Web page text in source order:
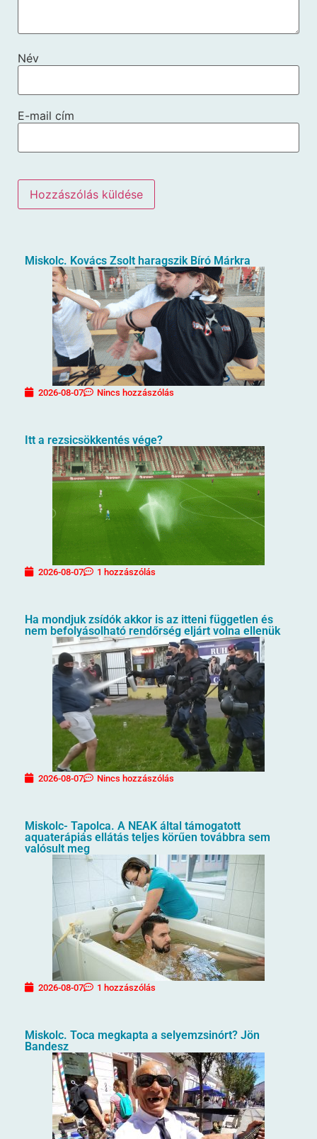
Név
E-mail cím
Miskolc. Kovács Zsolt haragszik Bíró Márkra
2026-08-07 Nincs hozzászólás
Itt a rezsicsökkentés vége?
2026-08-07 1 hozzászólás
Ha mondjuk zsídók akkor is az itteni független és
nem befolyásolható rendőrség eljárt volna ellenük
2026-08-07 Nincs hozzászólás
Miskolc- Tapolca. A NEAK által támogatott
aquaterápiás ellátás teljes körűen továbbra sem
valósult meg
2026-08-07 1 hozzászólás
Miskolc. Toca megkapta a selyemzsinórt? Jön
Bandesz